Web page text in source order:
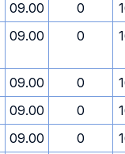
09.00 0
09.00 0
09.00 0
09.00 0
09.00 0